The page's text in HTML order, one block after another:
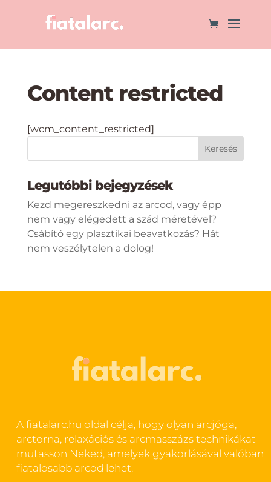
Content restricted
[wcm_content_restricted]
Legutóbbi bejegyzések
Kezd megereszkedni az arcod, vagy épp
nem vagy elégedett a szád méretével?
Csábító egy plasztikai beavatkozás? Hát
nem veszélytelen a dolog!
A fiatalarc.hu oldal célja, hogy olyan arcjóga,
arctorna, relaxációs és arcmasszázs technikákat
mutasson Neked, amelyek gyakorlásával valóban
fiatalosabb arcod lehet.